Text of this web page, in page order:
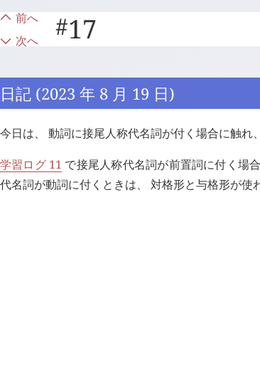
#17
前へ
次へ
日記 (2023 年 8 月 19 日)
今日は、 動詞に接尾人称代名詞が付く場合に触れ
学習ログ 11 で接尾人称代名詞が前置詞に付く場
代名詞が動詞に付くときは、 対格形と与格形が使